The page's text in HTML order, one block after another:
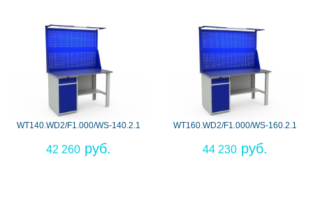
WT140.WD2/F1.000/WS-140.2.1
42 260
WT160.WD2/F1.000/WS-160.2.1
44 230